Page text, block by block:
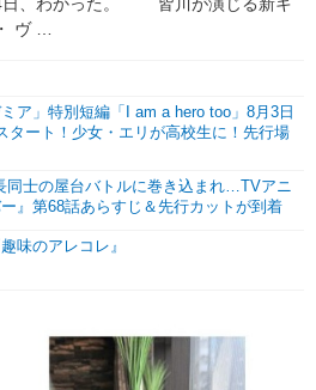
ヴ …
ア」特別短編「I am a hero too」8月3日
タート！少女・エリが高校生に！先行場
同士の屋台バトルに巻き込まれ…TVアニ
』第68話あらすじ＆先行カットが到着
味のアレコレ』